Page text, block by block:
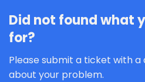
Did not found what
for?
Please submit a ticket with
about your problem.